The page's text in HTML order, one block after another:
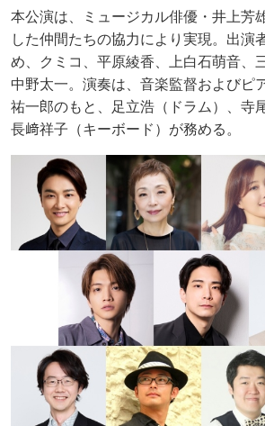
本公演は、ミュージカル俳優・井上芳
した仲間たちの協力により実現。出演
め、クミコ、平原綾香、上白石萌音、
中野太一。演奏は、音楽監督およびピ
祐一郎のもと、足立浩（ドラム）、寺
長﨑祥子（キーボード）が務める。